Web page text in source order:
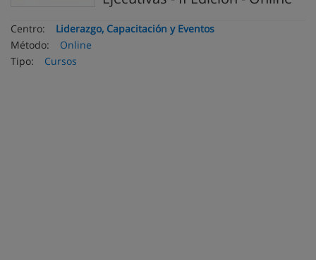
Centro:
Liderazgo, Capacitación y Eventos
Método:
Online
Tipo:
Cursos